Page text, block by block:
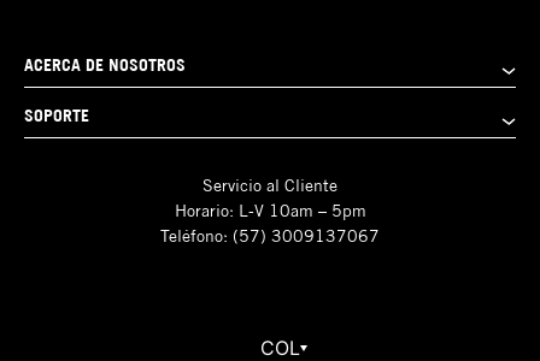
ACERCA DE NOSOTROS
SOPORTE
Servicio al Cliente
Horario: L-V 10am – 5pm
Teléfono: (57) 3009137067
COL